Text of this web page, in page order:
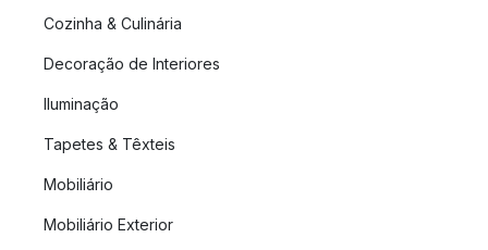
Cozinha & Culinária
Decoração de Interiores
Iluminação
Tapetes & Têxteis
Mobiliário
Mobiliário Exterior